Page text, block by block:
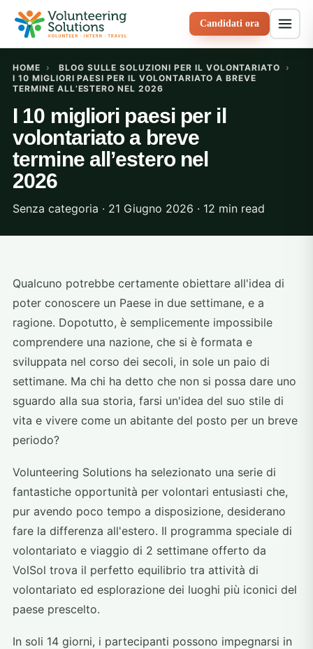
Candidati ora
HOME › BLOG SULLE SOLUZIONI PER IL VOLONTARIATO
›
I 10 MIGLIORI PAESI PER IL VOLONTARIATO A BREVE
TERMINE ALL’ESTERO NEL 2026
I 10 migliori paesi per il
volontariato a breve
termine all’estero nel
2026
Senza categoria · 21 Giugno 2026 · 12 min read
Qualcuno potrebbe certamente obiettare all'idea di
poter conoscere un Paese in due settimane, e a
ragione. Dopotutto, è semplicemente impossibile
comprendere una nazione, che si è formata e
sviluppata nel corso dei secoli, in sole un paio di
settimane. Ma chi ha detto che non si possa dare uno
sguardo alla sua storia, farsi un'idea del suo stile di
vita e vivere come un abitante del posto per un breve
periodo?
Volunteering Solutions ha selezionato una serie di
fantastiche opportunità per volontari entusiasti che,
pur avendo poco tempo a disposizione, desiderano
fare la differenza all'estero. Il programma speciale di
volontariato e viaggio di 2 settimane offerto da
VolSol trova il perfetto equilibrio tra attività di
volontariato ed esplorazione dei luoghi più iconici del
paese prescelto.
In soli 14 giorni, i partecipanti possono impegnarsi in